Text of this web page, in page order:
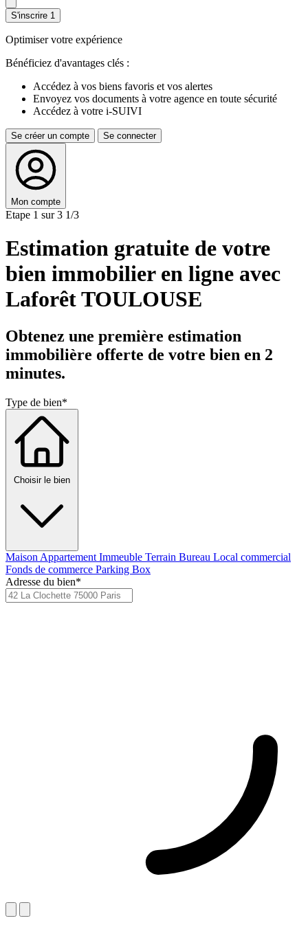
S'inscrire 1
Optimiser votre expérience
Bénéficiez d'avantages clés :
Accédez à vos biens favoris et vos alertes
Envoyez vos documents à votre agence en toute sécurité
Accédez à votre i-SUIVI
Se créer un compte Se connecter
Mon compte
Etape 1 sur 3 1/3
Estimation gratuite de votre
bien immobilier en ligne avec
Laforêt TOULOUSE
Obtenez une première estimation
immobilière offerte de votre bien en 2
minutes.
Type de bien*
Choisir le bien
Maison Appartement Immeuble Terrain Bureau Local commercial
Fonds de commerce Parking Box
Adresse du bien*